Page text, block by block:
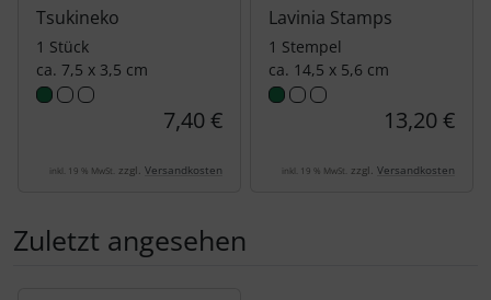
Tsukineko
1 Stück
ca. 7,5 x 3,5 cm
7,40 €
inkl. 19 % MwSt. zzgl. Versandkosten
Lavinia Stamps
1 Stempel
ca. 14,5 x 5,6 cm
13,20 €
inkl. 19 % MwSt. zzgl. Versandkosten
Zuletzt angesehen